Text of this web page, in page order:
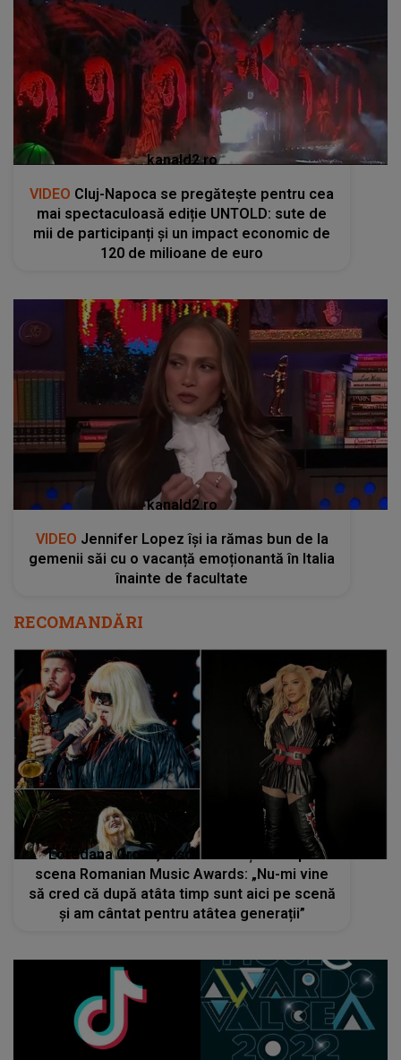
kanald2.ro
VIDEO Cluj-Napoca se pregătește pentru cea
mai spectaculoasă ediție UNTOLD: sute de
mii de participanți și un impact economic de
120 de milioane de euro
kanald2.ro
VIDEO Jennifer Lopez își ia rămas bun de la
gemenii săi cu o vacanță emoționantă în Italia
înainte de facultate
RECOMANDĂRI
Loredana Groza, discurs emoționant pe
scena Romanian Music Awards: „Nu-mi vine
să cred că după atâta timp sunt aici pe scenă
și am cântat pentru atâtea generații”